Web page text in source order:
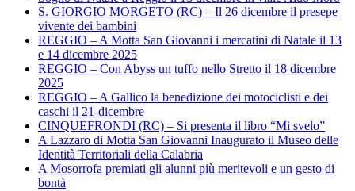
S. GIORGIO MORGETO (RC) – Il 26 dicembre il presepe
vivente dei bambini
REGGIO – A Motta San Giovanni i mercatini di Natale il 13
e 14 dicembre 2025
REGGIO – Con Abyss un tuffo nello Stretto il 18 dicembre
2025
REGGIO – A Gallico la benedizione dei motociclisti e dei
caschi il 21-dicembre
CINQUEFRONDI (RC) – Si presenta il libro “Mi svelo”
A Lazzaro di Motta San Giovanni Inaugurato il Museo delle
Identità Territoriali della Calabria
A Mosorrofa premiati gli alunni più meritevoli e un gesto di
bontà